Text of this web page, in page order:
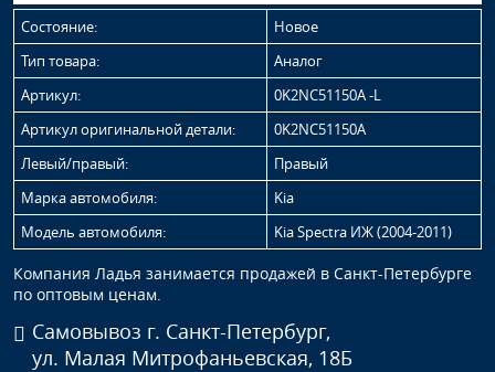
Состояние:
Новое
Тип товара:
Аналог
Артикул:
0K2NC51150A -L
Артикул оригинальной детали:
0K2NC51150A
Левый/правый:
Правый
Марка автомобиля:
Kia
Модель автомобиля:
Kia Spectra ИЖ (2004-2011)
Компания Ладья занимается продажей в Санкт-Петербурге
по оптовым ценам.
Самовывоз г. Санкт-Петербург,
ул. Малая Митрофаньевская, 18Б